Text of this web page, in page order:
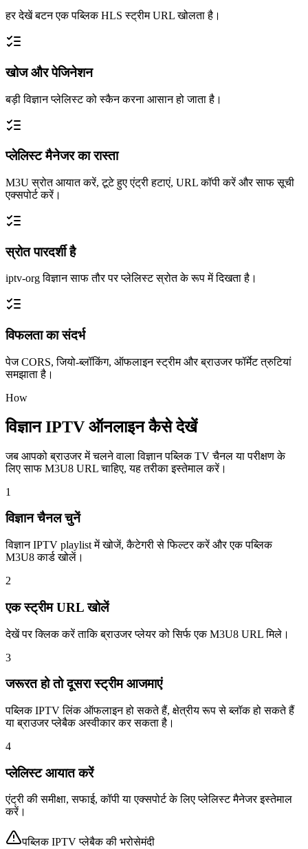
हर देखें बटन एक पब्लिक HLS स्ट्रीम URL खोलता है।
खोज और पेजिनेशन
बड़ी विज्ञान प्लेलिस्ट को स्कैन करना आसान हो जाता है।
प्लेलिस्ट मैनेजर का रास्ता
M3U स्रोत आयात करें, टूटे हुए एंट्री हटाएं, URL कॉपी करें और साफ सूची
एक्सपोर्ट करें।
स्रोत पारदर्शी है
iptv-org विज्ञान साफ तौर पर प्लेलिस्ट स्रोत के रूप में दिखता है।
विफलता का संदर्भ
पेज CORS, जियो-ब्लॉकिंग, ऑफलाइन स्ट्रीम और ब्राउजर फॉर्मेट त्रुटियां
समझाता है।
How
विज्ञान IPTV ऑनलाइन कैसे देखें
जब आपको ब्राउजर में चलने वाला विज्ञान पब्लिक TV चैनल या परीक्षण के
लिए साफ M3U8 URL चाहिए, यह तरीका इस्तेमाल करें।
1
विज्ञान चैनल चुनें
विज्ञान IPTV playlist में खोजें, कैटेगरी से फिल्टर करें और एक पब्लिक
M3U8 कार्ड खोलें।
2
एक स्ट्रीम URL खोलें
देखें पर क्लिक करें ताकि ब्राउजर प्लेयर को सिर्फ एक M3U8 URL मिले।
3
जरूरत हो तो दूसरा स्ट्रीम आजमाएं
पब्लिक IPTV लिंक ऑफलाइन हो सकते हैं, क्षेत्रीय रूप से ब्लॉक हो सकते हैं
या ब्राउजर प्लेबैक अस्वीकार कर सकता है।
4
प्लेलिस्ट आयात करें
एंट्री की समीक्षा, सफाई, कॉपी या एक्सपोर्ट के लिए प्लेलिस्ट मैनेजर इस्तेमाल
करें।
पब्लिक IPTV प्लेबैक की भरोसेमंदी